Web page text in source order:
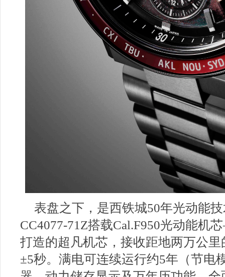
表盘之下，是西铁城50年光动能
CC4077-71Z搭载Cal.F950光动能机
打造的超凡机芯，接收距地两万公
±5秒。满电可连续运行约5年（节电